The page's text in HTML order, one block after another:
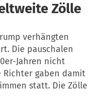
Zölle
verhängten
Die pauschalen
Jahren nicht
Richter gaben damit
statt. Die Zölle